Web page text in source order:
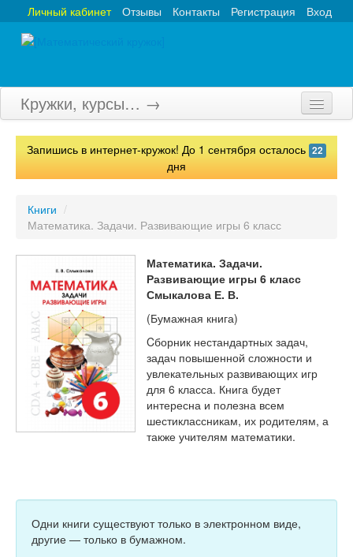
Вход
Регистрация
Контакты
Отзывы
Личный кабинет
Кружки, курсы… →
Главная
Олимпиады
Турниры
Конкурсы
Вебинары
Тесты
Книги
Игры
Запишись в интернет-кружок! До 1 сентября осталось 22
дня
Книги /
Математика. Задачи. Развивающие игры 6 класс
Математика. Задачи.
Развивающие игры 6 класс
Смыкалова Е. В.
(Бумажная книга)
Cборник нестандартных задач,
задач повышенной сложности и
увлекательных развивающих игр
для 6 класса. Книга будет
интересна и полезна всем
шестиклассникам, их родителям, а
также учителям математики.
Одни книги существуют только в электронном виде,
другие — только в бумажном.